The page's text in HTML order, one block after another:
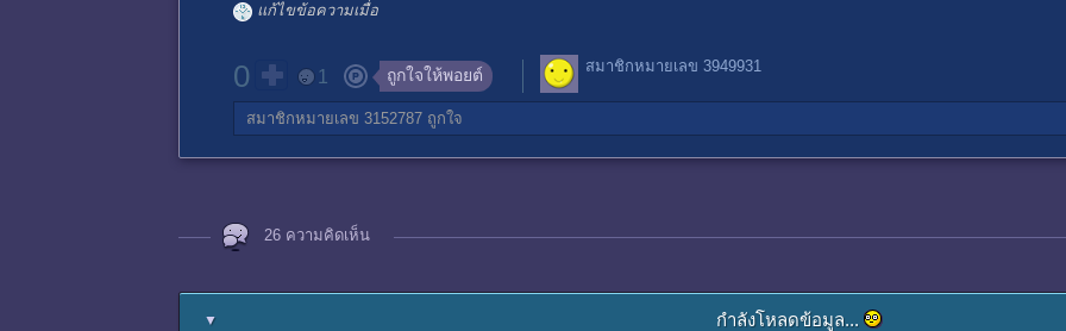
แก้ไขข้อความเมื่อ
0 1 ถูกใจให้พอยต์ สมาชิกหมายเลข 3949931
สมาชิกหมายเลข 3152787 ถูกใจ
26 ความคิดเห็น
▼ กำลังโหลดข้อมูล...